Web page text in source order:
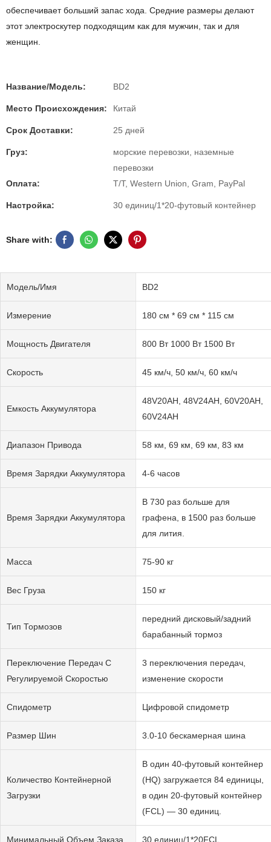
обеспечивает больший запас хода. Средние размеры делают
этот электроскутер подходящим как для мужчин, так и для
женщин.
Название/Модель: BD2
Место Происхождения: Китай
Срок Доставки: 25 дней
Груз:
морские перевозки, наземные
перевозки
Оплата:
T/T, Western Union, Gram, PayPal
Настройка: 30 единиц/1*20-футовый контейнер
Share with:
Модель/Имя BD2
Измерение 180 см * 69 см * 115 см
Мощность Двигателя 800 Вт 1000 Вт 1500 Вт
Скорость 45 км/ч, 50 км/ч, 60 км/ч
Емкость Аккумулятора
48V20AH, 48V24AH, 60V20AH,
60V24AH
Диапазон Привода 58 км, 69 км, 69 км, 83 км
Время Зарядки Аккумулятора 4-6 часов
Время Зарядки Аккумулятора
В 730 раз больше для
графена, в 1500 раз больше
для лития.
Масса 75-90 кг
Вес Груза 150 кг
Тип Тормозов
передний дисковый/задний
барабанный тормоз
Переключение Передач С
Регулируемой Скоростью
3 переключения передач,
изменение скорости
Спидометр Цифровой спидометр
Размер Шин 3.0-10 бескамерная шина
Количество Контейнерной
Загрузки
В один 40-футовый контейнер
(HQ) загружается 84 единицы,
в один 20-футовый контейнер
(FCL) — 30 единиц.
Минимальный Объем Заказа 30 единиц/1*20FCL